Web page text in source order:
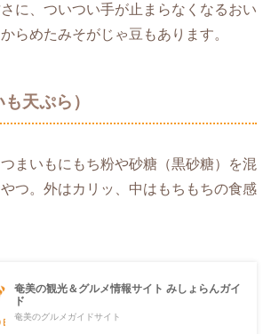
に、ついつい手が止まらなくなるおい
らめたみそがじゃ豆もあります。
天ぷら）
まいもにもち粉や砂糖（黒砂糖）を混
つ。外はカリッ、中はもちもちの食感
奄美の観光＆グルメ情報サイト みしょらんガイ
ド
奄美のグルメガイドサイト